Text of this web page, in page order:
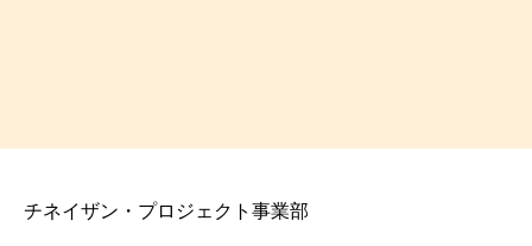
チネイザン・プロジェクト事業部